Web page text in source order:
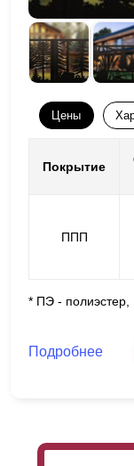
Цены
Покрытие
ППП
* ПЭ -
Подробнее